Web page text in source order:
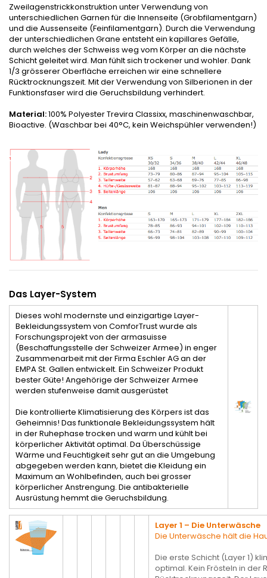
Zweilagenstrickkonstruktion unter Verwendung von
unterschiedlichen Garnen für die Innenseite (Grobfilamentgarn)
und die Aussenseite (Feinfilamentgarn). Durch die Verwendung
der unterschiedlichen Grane entsteht ein kapillares Gefälle,
durch welches der Schweiss weg vom Körper an die nächste
Schicht geleitet wird. Man fühlt sich trockener und wohler. Dank
1/3 grösserer Oberfläche erreichen wir eine schnellere
Rücktrocknungszeit. Mit der Verwendung von Silberionen in der
Funktionsfaser wird die Geruchsbildung verhindert.
Material:100% Polyester Trevira Classixx, maschinenwaschbar,
Bioactive. (Waschbar bei 40°C, kein Weichspühler verwenden!)
Das Layer-System
Dieses wohl modernste und einzigartige Layer-
Bekleidungssystem von ComforTrust wurde als
Forschungsprojekt von der armasuisse
(Beschaffungsstelle der Schweizer Armee) in enger
Zusammenarbeit mit der Firma Eschler AG an der
EMPA St. Gallen entwickelt. Ein Schweizer Produkt
bester Güte! Angehörige der Schweizer Armee
werden stufenweise damit ausgerüstet
Die kontrollierte Klimatisierung des Körpers ist das
Geheimnis! Das funktionale Bekleidungssystem hält
in der Ruhephase trocken und warm und kühlt bei
körperlicher Aktivität optimal. Da Überschüssige
Wärme und Feuchtigkeit sehr gut an die Umgebung
abgegeben werden kann, bietet die Kleidung ein
Maximum an Wohlbefinden, auch bei grosser
körperlicher Anstrengung. Die antibakterielle
Ausrüstung hemmt die Geruchsbildung.
Layer 1 – Die Unterwäsche
Die Unterwäsche hält die
Die erste Schicht (Layer 1)
optimal. Kein Frösteln in der